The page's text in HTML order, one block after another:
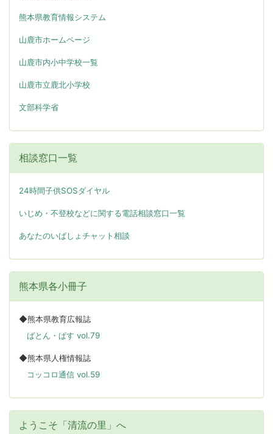
熊本県教育情報システム
山鹿市ホームページ
山鹿市内小中学校一覧
山鹿市立鹿北小学校
文部科学省
相談窓口一覧
24時間子供SOSダイヤル
いじめ・不登校などに関する電話相談窓口一覧
あなたのいばしょチャット相談
熊本県各小冊子
◆熊本県教育広報誌
ばとん・ぱす vol.79
◆熊本県人権情報誌
コッコロ通信 vol.59
ようこそ「清流の里」へ